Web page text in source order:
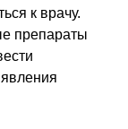
к врачу.
препараты